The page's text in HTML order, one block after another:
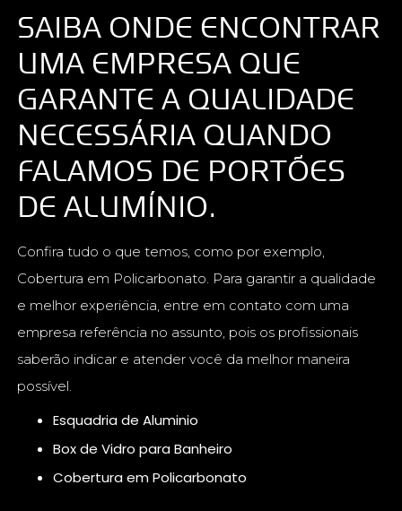
SAIBA ONDE ENCONTRAR
UMA EMPRESA QUE
GARANTE A QUALIDADE
NECESSÁRIA QUANDO
FALAMOS DE PORTÕES
DE ALUMÍNIO.
Confira tudo o que temos, como por exemplo,
Cobertura em Policarbonato. Para garantir a qualidade
e melhor experiência, entre em contato com uma
empresa referência no assunto, pois os profissionais
saberão indicar e atender você da melhor maneira
possível.
Esquadria de Aluminio
Box de Vidro para Banheiro
Cobertura em Policarbonato